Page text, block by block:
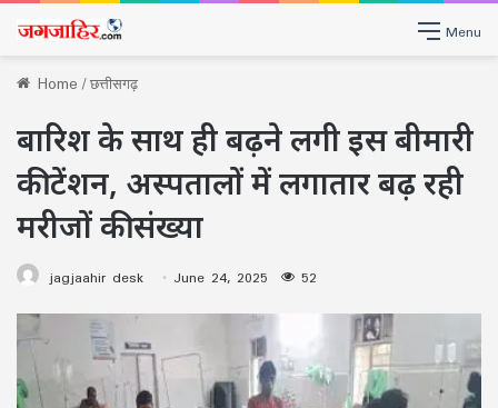
Menu
Home/छत्तीसगढ़
बारिश के साथ ही बढ़ने लगी इस बीमारी
की टेंशन, अस्पतालों में लगातार बढ़ रही
मरीजों की संख्या
jagjaahir desk June 24, 2025 52